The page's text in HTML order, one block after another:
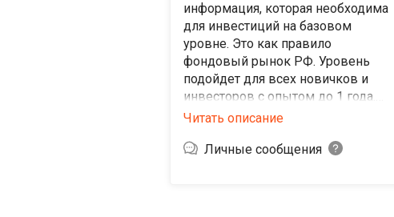
информация, которая необходима
для инвестиций на базовом
уровне. Это как правило
фондовый рынок РФ. Уровень
подойдет для всех новичков и
инвесторов с опытом до 1 года.
Никаких спекулятивных идей,
понятным горизонтом.
Читать описание
Личные сообщения